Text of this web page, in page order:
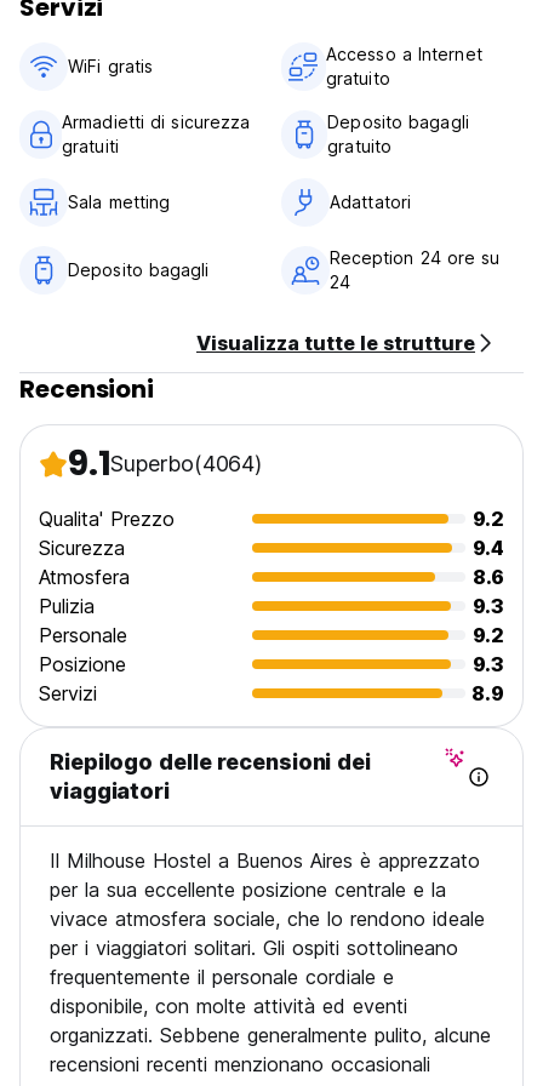
mangiare in uno dei nostri deliziosi ristoranti o andare in uno
dei tanti locali notturni che la città ha da offrire.
Servizi
WiFi gratis
Accesso a Internet
gratuito
Armadietti di sicurezza
gratuiti
Deposito bagagli
gratuito
Sala metting Adattatori
Deposito bagagli
Reception 24 ore su
24
Visualizza tutte le strutture
Recensioni
9.1Superbo(4064)
Qualita' Prezzo
9.2
Sicurezza
9.4
Atmosfera
8.6
Pulizia
9.3
Personale
9.2
Posizione
9.3
Servizi
8.9
Riepilogo delle recensioni dei
viaggiatori
Il Milhouse Hostel a Buenos Aires è apprezzato
per la sua eccellente posizione centrale e la
vivace atmosfera sociale, che lo rendono ideale
per i viaggiatori solitari. Gli ospiti sottolineano
frequentemente il personale cordiale e
disponibile, con molte attività ed eventi
organizzati. Sebbene generalmente pulito, alcune
recensioni recenti menzionano occasionali